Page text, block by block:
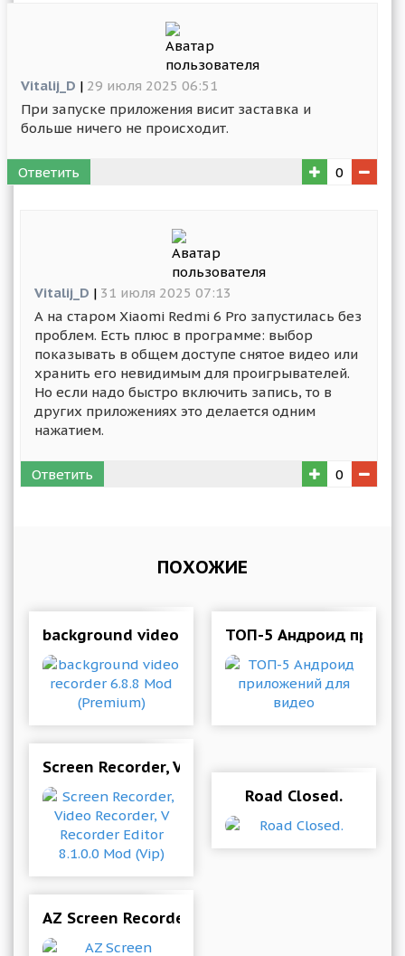
Vitalij_D | 29 июля 2025 06:51
При запуске приложения висит заставка и
больше ничего не происходит.
Ответить 0
Vitalij_D | 31 июля 2025 07:13
А на старом Xiaomi Redmi 6 Pro запустилась без
проблем. Есть плюс в программе: выбор
показывать в общем доступе снятое видео или
хранить его невидимым для проигрывателей.
Но если надо быстро включить запись, то в
других приложениях это делается одним
нажатием.
Ответить 0
ПОХОЖИЕ
background video recorder 6.8.8 Mod
ТОП-5 Андроид
Screen Recorder, Video Recorder, V Recorder
Road Closed.
AZ Screen Recorder 6.9.6 Mod (Premium)